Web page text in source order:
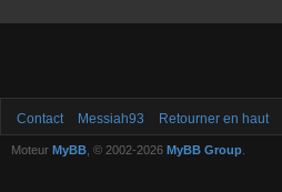
Contact Messiah93 Retourner en haut
Moteur MyBB , © 2002-2026 MyBB Group